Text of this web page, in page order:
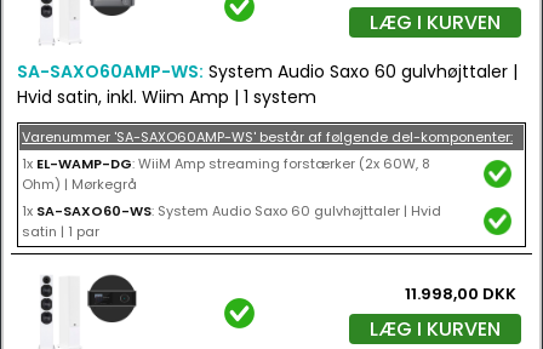
LÆG I KURVEN
SA-SAXO60AMP-WS: System Audio Saxo 60 gulvhøjttaler |
Hvid satin, inkl. Wiim Amp | 1 system
Varenummer 'SA-SAXO60AMP-WS' består af følgende del-komponenter:
1x EL-WAMP-DG: WiiM Amp streaming forstærker (2x 60W, 8
Ohm) | Mørkegrå
1x SA-SAXO60-WS: System Audio Saxo 60 gulvhøjttaler | Hvid
satin | 1 par
11.998,00 DKK
LÆG I KURVEN